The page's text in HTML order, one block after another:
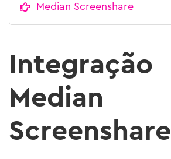
Median Screenshare
Integração
Median
Screenshare